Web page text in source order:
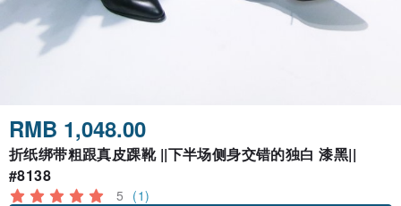
RMB 1,048.00
折纸绑带粗跟真皮踝靴 ||下半场侧身交错的独白 漆黑||
#8138
5 (1)